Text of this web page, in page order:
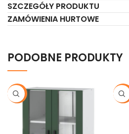
SZCZEGÓŁY PRODUKTU
ZAMÓWIENIA HURTOWE
PODOBNE PRODUKTY
-21% -21%